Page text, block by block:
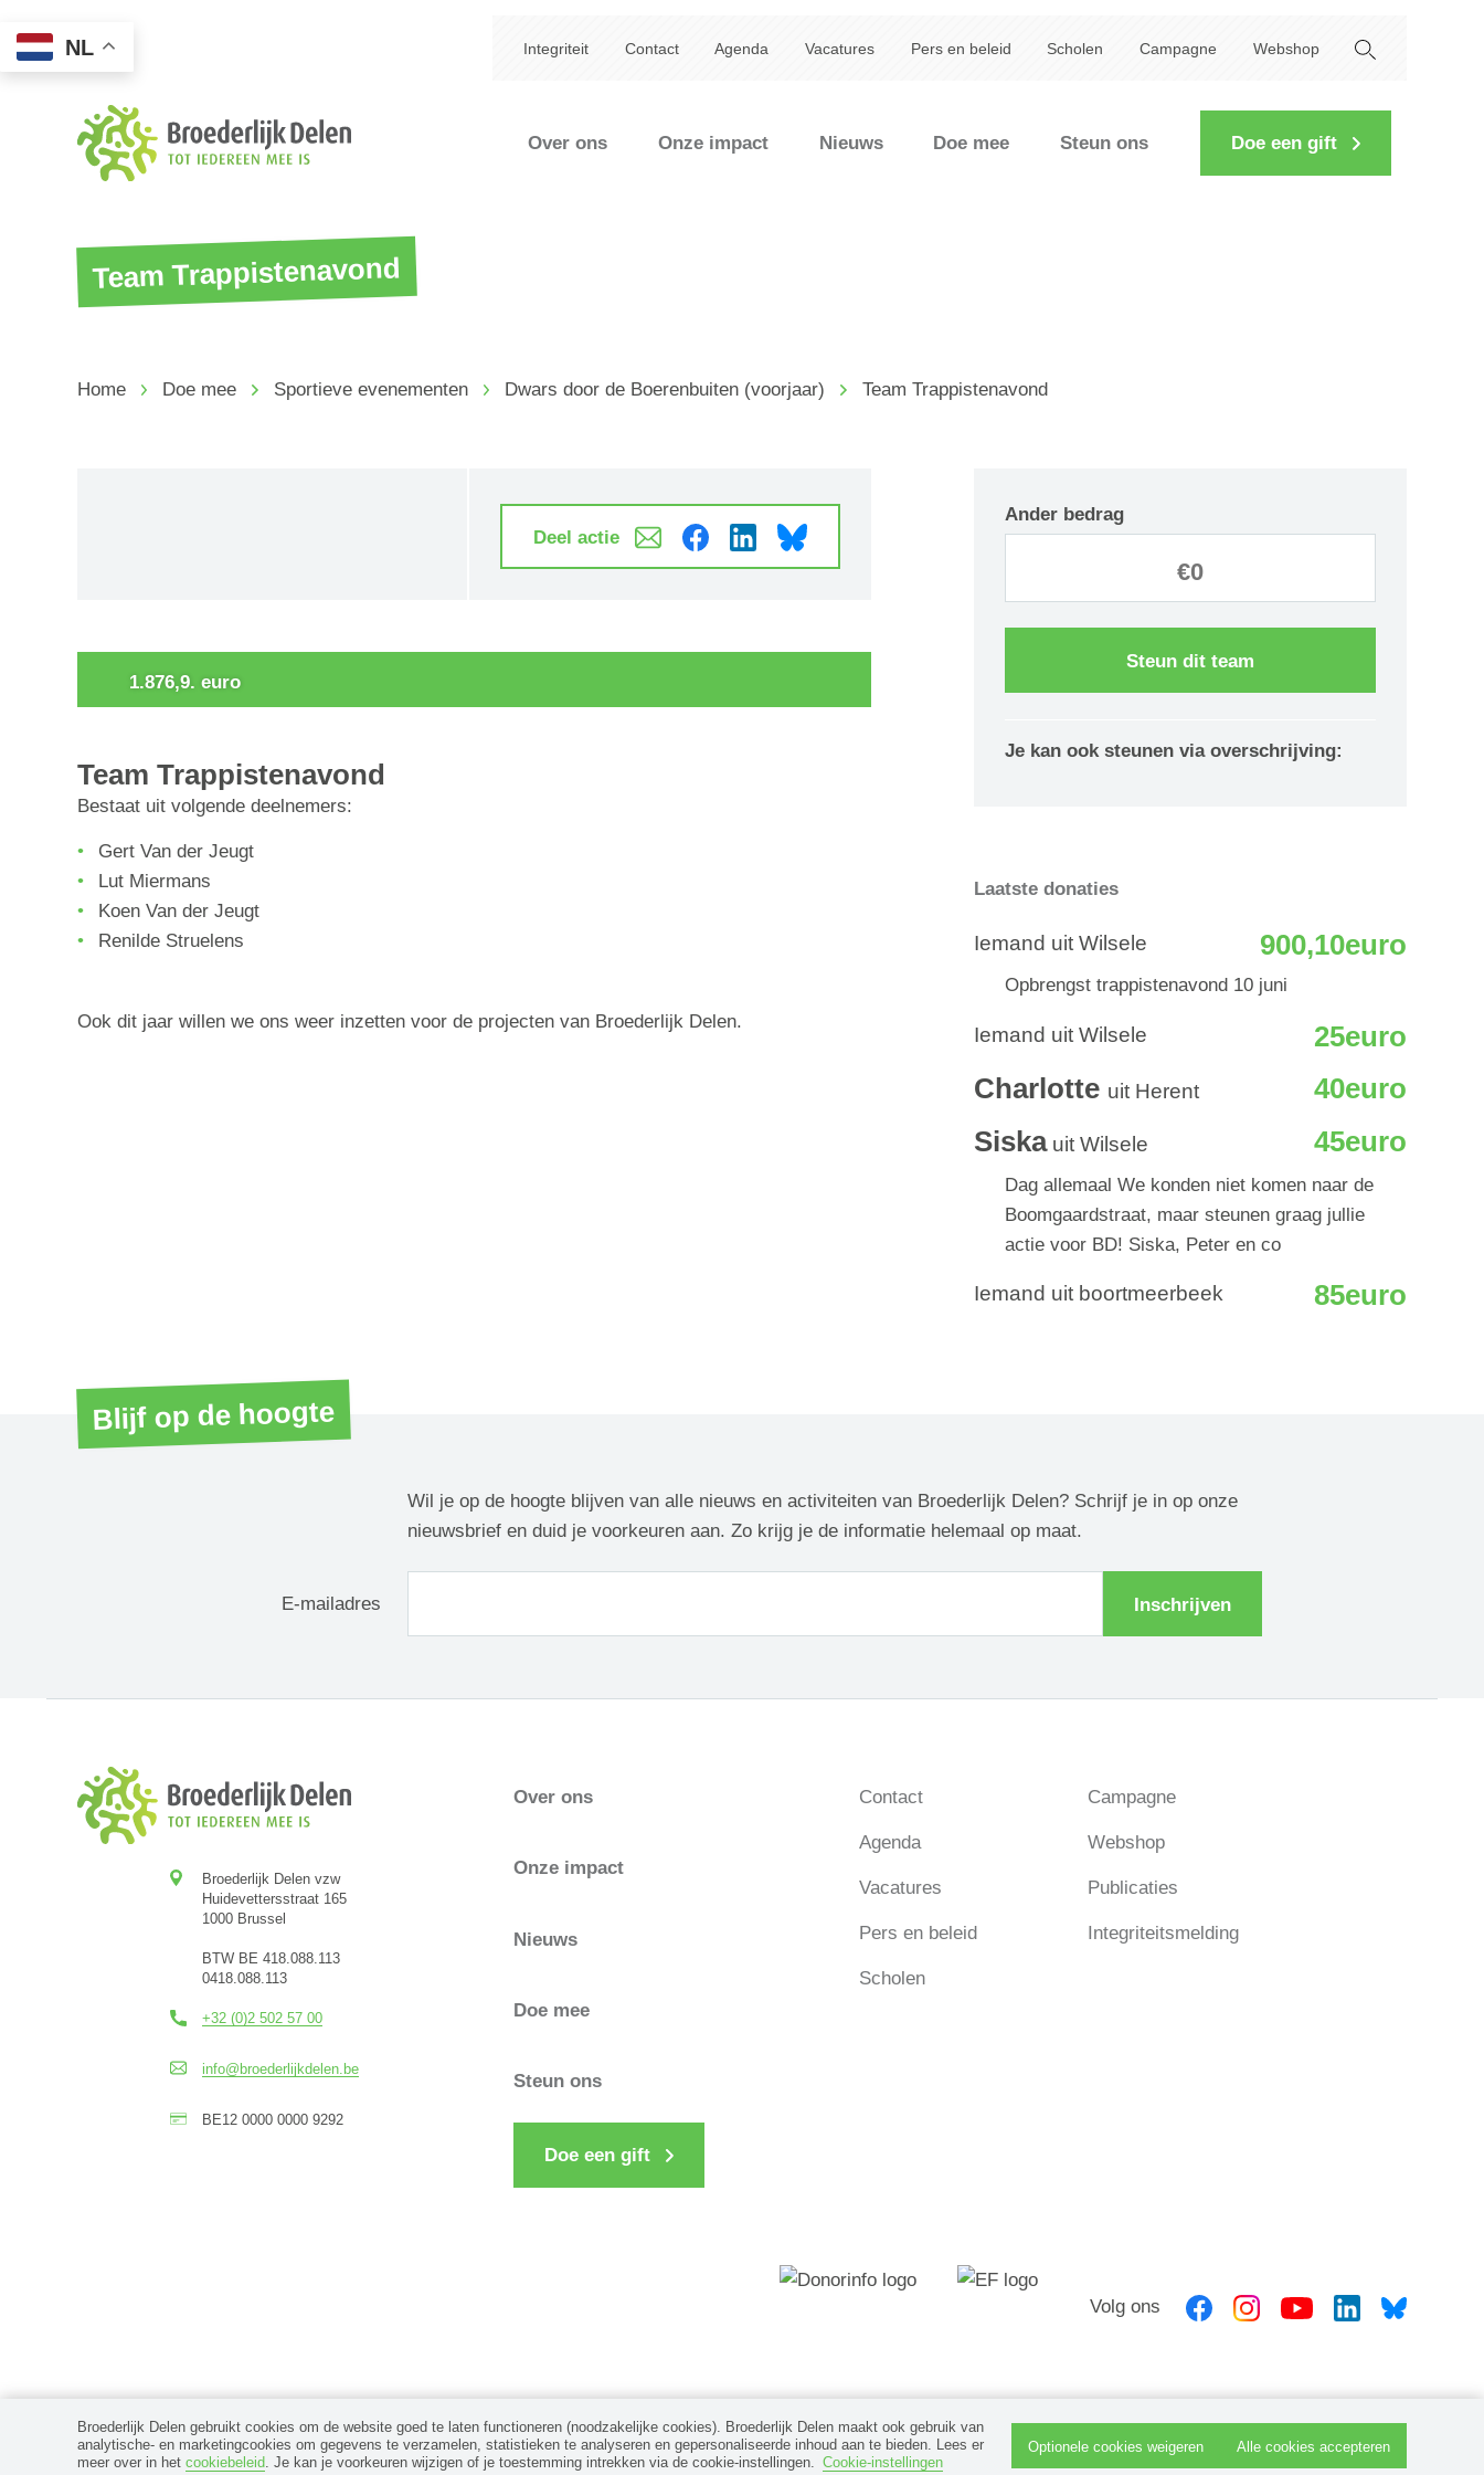
Integriteit Contact Agenda Vacatures Pers en beleid Scholen Campagne Webshop
Over ons Onze impact Nieuws Doe mee Steun ons Doe een gift
Team Trappistenavond
Home Doe mee Sportieve evenementen Dwars door de Boerenbuiten (voorjaar) Team Trappistenavond
Deel actie
1.876,9. euro
Team Trappistenavond
Bestaat uit volgende deelnemers:
Gert Van der Jeugt
Lut Miermans
Koen Van der Jeugt
Renilde Struelens
Ook dit jaar willen we ons weer inzetten voor de projecten van Broederlijk Delen.
Ander bedrag
Steun dit team
Je kan ook steunen via overschrijving:
Laatste donaties
Iemand uit Wilsele 900,10euro
Opbrengst trappistenavond 10 juni
Iemand uit Wilsele
25euro
Charlotte uit Herent
40euro
Siskauit Wilsele 45euro
Dag allemaal We konden niet komen naar de
Boomgaardstraat, maar steunen graag jullie
actie voor BD! Siska, Peter en co
Iemand uit boortmeerbeek 85euro
Blijf op de hoogte
Wil je op de hoogte blijven van alle nieuws en activiteiten van Broederlijk Delen? Schrijf je in op onze
nieuwsbrief en duid je voorkeuren aan. Zo krijg je de informatie helemaal op maat.
E-mailadres Inschrijven
Broederlijk Delen vzw
Huidevettersstraat 165
1000 Brussel
BTW BE 418.088.113
0418.088.113
+32 (0)2 502 57 00
info@broederlijkdelen.be
BE12 0000 0000 9292
Over ons
Onze impact
Nieuws
Doe mee
Steun ons
Doe een gift
Contact
Agenda
Vacatures
Pers en beleid
Scholen
Campagne
Webshop
Publicaties
Integriteitsmelding
Volg ons
© 2026 Broederlijk Delen, alle rechten voorbehouden Disclaimer en privacyverklaring
Broederlijk Delen gebruikt cookies om de website goed te laten functioneren (noodzakelijke cookies). Broederlijk Delen maakt ook gebruik van
analytische- en marketingcookies om gegevens te verzamelen, statistieken te analyseren en gepersonaliseerde inhoud aan te bieden. Lees er
meer over in het cookiebeleid. Je kan je voorkeuren wijzigen of je toestemming intrekken via de cookie-instellingen. Cookie-instellingen
Optionele cookies weigeren Alle cookies accepteren
NL